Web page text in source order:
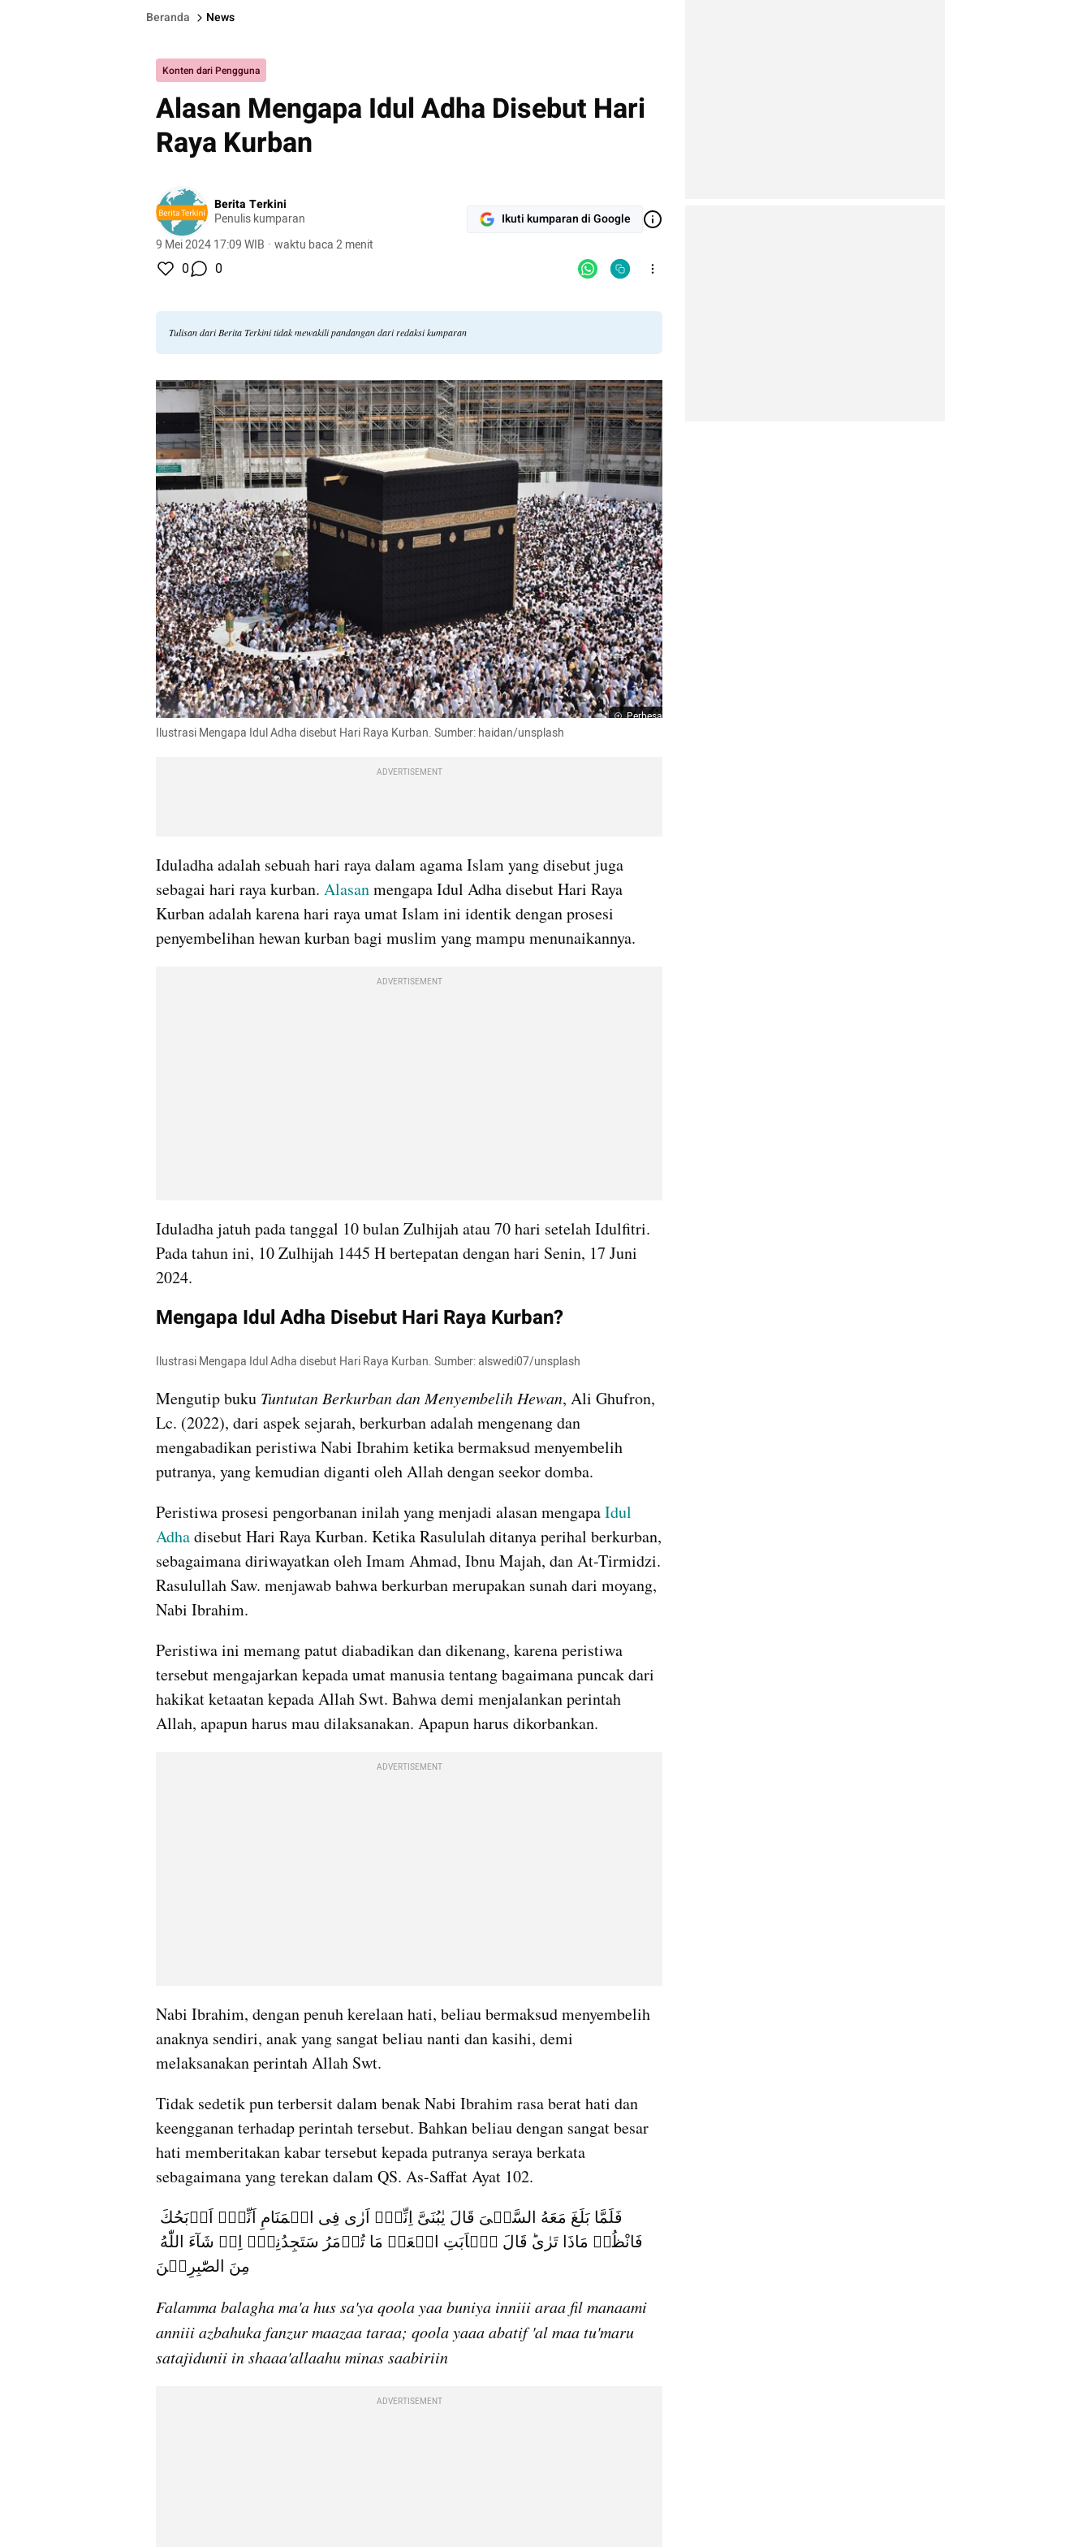
Beranda News
Konten dari Pengguna
Alasan Mengapa Idul Adha Disebut Hari
Raya Kurban
Berita Terkini
Penulis kumparan
9 Mei 2024 17:09 WIB · waktu baca 2 menit
Ikuti kumparan di Google
0 0
Tulisan dari Berita Terkini tidak mewakili pandangan dari redaksi kumparan
Perbesar
Ilustrasi Mengapa Idul Adha disebut Hari Raya Kurban. Sumber: haidan/unsplash
ADVERTISEMENT
Iduladha adalah sebuah hari raya dalam agama Islam yang disebut juga
sebagai hari raya kurban. Alasan mengapa Idul Adha disebut Hari Raya
Kurban adalah karena hari raya umat Islam ini identik dengan prosesi
penyembelihan hewan kurban bagi muslim yang mampu menunaikannya.
ADVERTISEMENT
Iduladha jatuh pada tanggal 10 bulan Zulhijah atau 70 hari setelah Idulfitri.
Pada tahun ini, 10 Zulhijah 1445 H bertepatan dengan hari Senin, 17 Juni
2024.
Mengapa Idul Adha Disebut Hari Raya Kurban?
Ilustrasi Mengapa Idul Adha disebut Hari Raya Kurban. Sumber: alswedi07/unsplash
Mengutip buku Tuntutan Berkurban dan Menyembelih Hewan, Ali Ghufron,
Lc. (2022), dari aspek sejarah, berkurban adalah mengenang dan
mengabadikan peristiwa Nabi Ibrahim ketika bermaksud menyembelih
putranya, yang kemudian diganti oleh Allah dengan seekor domba.
Peristiwa prosesi pengorbanan inilah yang menjadi alasan mengapa Idul
Adha disebut Hari Raya Kurban. Ketika Rasululah ditanya perihal berkurban,
sebagaimana diriwayatkan oleh Imam Ahmad, Ibnu Majah, dan At-Tirmidzi.
Rasulullah Saw. menjawab bahwa berkurban merupakan sunah dari moyang,
Nabi Ibrahim.
Peristiwa ini memang patut diabadikan dan dikenang, karena peristiwa
tersebut mengajarkan kepada umat manusia tentang bagaimana puncak dari
hakikat ketaatan kepada Allah Swt. Bahwa demi menjalankan perintah
Allah, apapun harus mau dilaksanakan. Apapun harus dikorbankan.
ADVERTISEMENT
Nabi Ibrahim, dengan penuh kerelaan hati, beliau bermaksud menyembelih
anaknya sendiri, anak yang sangat beliau nanti dan kasihi, demi
melaksanakan perintah Allah Swt.
Tidak sedetik pun terbersit dalam benak Nabi Ibrahim rasa berat hati dan
keengganan terhadap perintah tersebut. Bahkan beliau dengan sangat besar
hati memberitakan kabar tersebut kepada putranya seraya berkata
sebagaimana yang terekan dalam QS. As-Saffat Ayat 102.
مِنَ الصّٰبِرِيۡنَ
Falamma balagha ma'a hus sa'ya qoola yaa buniya inniii araa fil manaami
anniii azbahuka fanzur maazaa taraa; qoola yaaa abatif 'al maa tu'maru
satajidunii in shaaa'allaahu minas saabiriin
ADVERTISEMENT